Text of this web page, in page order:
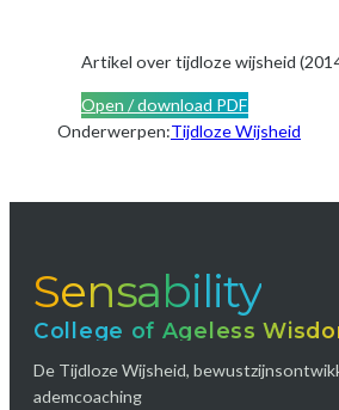
Artikel over tijdloze wijsheid
Open / download PDF
Onderwerpen:Tijdloze Wijsheid
Sensability
College of Ageless
De Tijdloze Wijsheid,
ademcoaching